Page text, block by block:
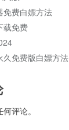
免费白嫖方法
载免费
久免费版白嫖方法
评论。